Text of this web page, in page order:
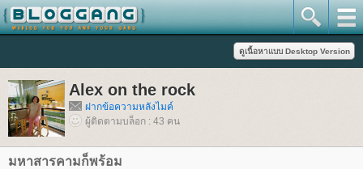
Alex on the rock
ฝากข้อความหลังไมค์
ผู้ติดตามบล็อก : 43 คน
มหาสารคามก็พร้อม